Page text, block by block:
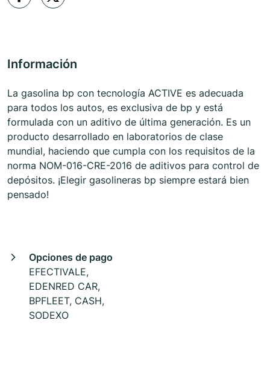
Información
La gasolina bp con tecnología ACTIVE es adecuada
para todos los autos, es exclusiva de bp y está
formulada con un aditivo de última generación. Es un
producto desarrollado en laboratorios de clase
mundial, haciendo que cumpla con los requisitos de la
norma NOM-016-CRE-2016 de aditivos para control de
depósitos. ¡Elegir gasolineras bp siempre estará bien
pensado!
Opciones de pago
EFECTIVALE,
EDENRED CAR,
BPFLEET, CASH,
SODEXO